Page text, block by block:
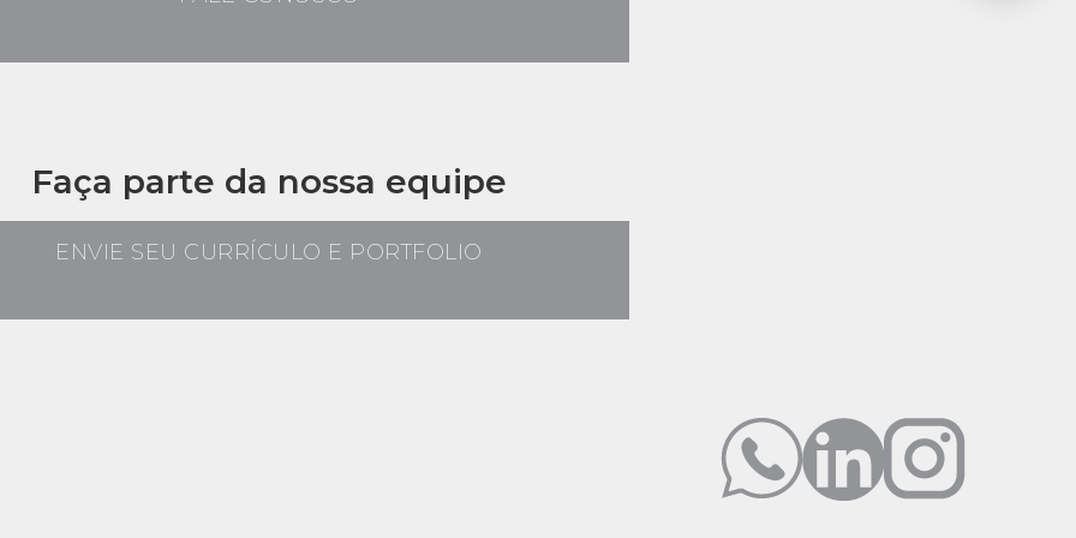
Faça parte da nossa equipe
ENVIE SEU CURRÍCULO E PORTFOLIO